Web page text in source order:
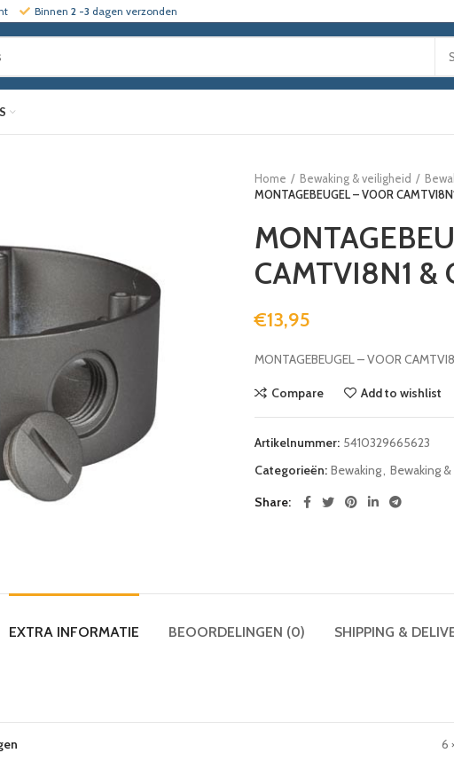
Binnen 2 -3 dagen verzonden
Home Bewaking & veiligheid
MONTAGEBEUGEL – VOOR
CAMTVI8N1 &
€13,95
MONTAGEBEUGEL – VOOR
Compare Add to wishlist
Artikelnummer: 5410329665623
Categorieën: Bewaking, Bewaking
Share
EXTRA INFORMATIE BEOORDELINGEN (0) SHIPPING &
6